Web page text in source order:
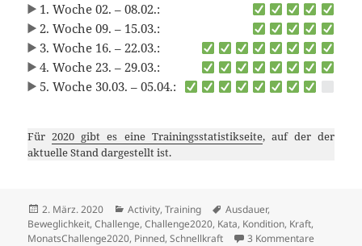
1. Woche 02. – 08.02.:
2. Woche 09. – 15.03.:
3. Woche 16. – 22.03.:
4. Woche 23. – 29.03.:
5. Woche 30.03. – 05.04.:
Für2020 gibt es eine Trainingsstatistikseite, auf der der
aktuelle Stand dargestellt ist.
Veröffentlicht
am
2. März. 2020 Kategorien
Activity,Training Schlagwörter
Ausdauer,
Beweglichkeit,Challenge,Challenge2020, Kata, Kondition, Kraft,
MonatsChallenge2020, Pinned,Schnellkraft 3 Kommentare